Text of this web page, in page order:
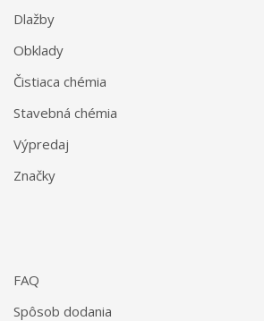
Dlažby
Obklady
Čistiaca chémia
Stavebná chémia
Výpredaj
Značky
FAQ
Spôsob dodania